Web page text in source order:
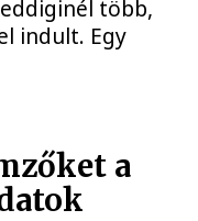
több,
indult. Egy
a